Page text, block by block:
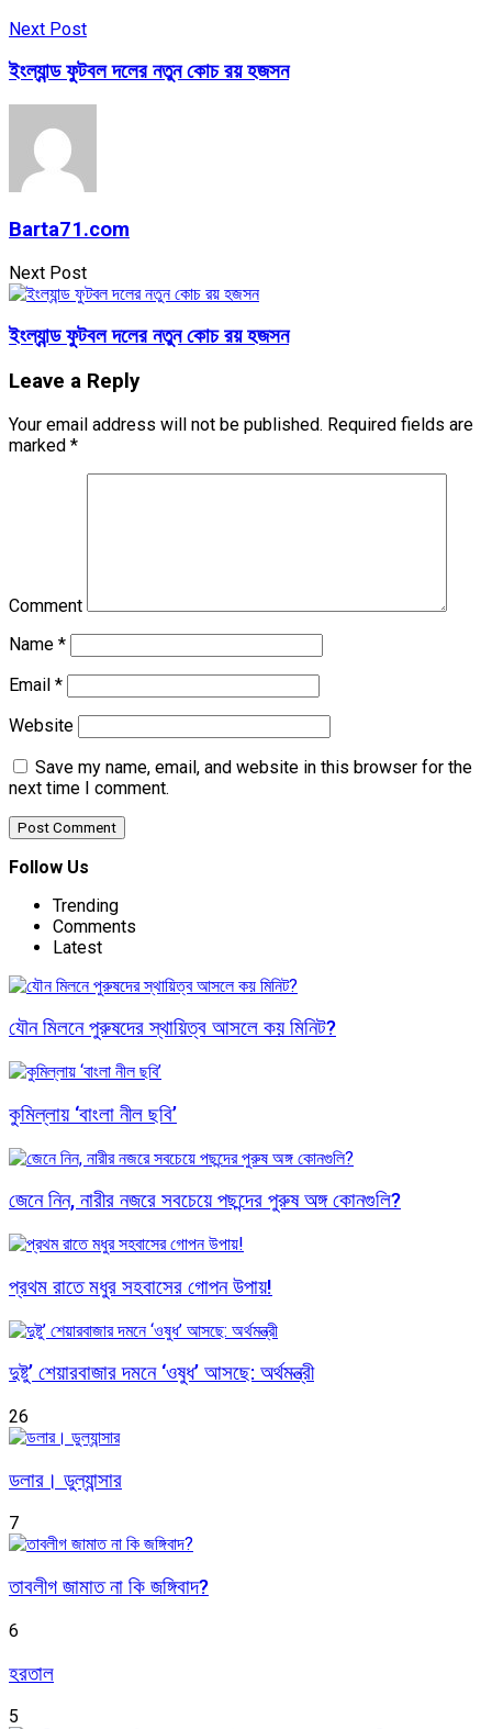
Next Post
ইংল্যান্ড ফুটবল দলের নতুন কোচ রয় হজসন
Barta71.com
Next Post
ইংল্যান্ড ফুটবল দলের নতুন কোচ রয় হজসন
Leave a Reply
Your email address will not be published. Required fields are
marked *
Comment
Name *
Email *
Website
Save my name, email, and website in this browser for the
next time I comment.
Follow Us
Trending
Comments
Latest
যৌন মিলনে পুরুষদের স্থায়িত্ব আসলে কয় মিনিট?
কুমিল্লায় ‘বাংলা নীল ছবি’
জেনে নিন, নারীর নজরে সবচেয়ে পছন্দের পুরুষ অঙ্গ কোনগুলি?
প্রথম রাতে মধুর সহবাসের গোপন উপায়!
দুষ্টু’ শেয়ারবাজার দমনে ‘ওষুধ’ আসছে: অর্থমন্ত্রী
26
ডলার। ডুল্যান্সার
7
তাবলীগ জামাত না কি জঙ্গিবাদ?
6
হরতাল
5